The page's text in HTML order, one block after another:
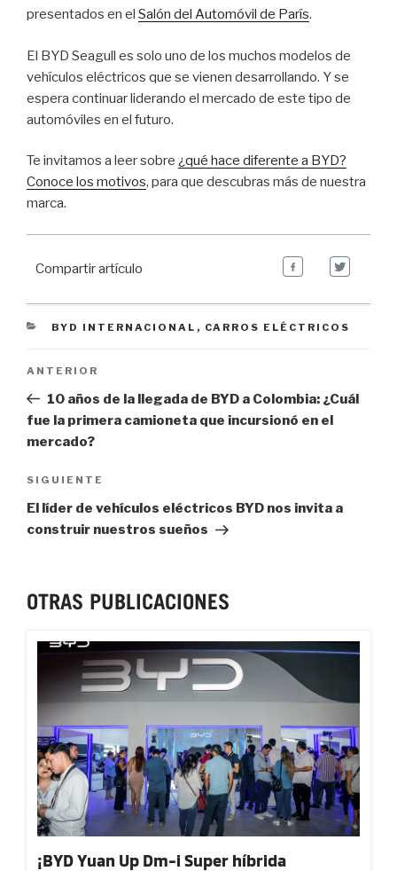
presentados en el Salón del Automóvil de París.
El BYD Seagull es solo uno de los muchos modelos de
vehículos eléctricos que se vienen desarrollando. Y se
espera continuar liderando el mercado de este tipo de
automóviles en el futuro.
Te invitamos a leer sobre ¿qué hace diferente a BYD?
Conoce los motivos, para que descubras más de nuestra
marca.
Compartir artículo
CATEGORIES
BYD INTERNACIONAL , CARROS ELÉCTRICOS
Navegación de entradas
Previous
Post
ANTERIOR
10 años de la llegada de BYD a Colombia: ¿Cuál
fue la primera camioneta que incursionó en el
mercado?
Next
Post
SIGUIENTE
El líder de vehículos eléctricos BYD nos invita a
construir nuestros sueños
OTRAS PUBLICACIONES
¡BYD Yuan Up Dm-i Super híbrida